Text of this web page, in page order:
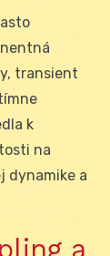
transient
k
na
dynamike a
a